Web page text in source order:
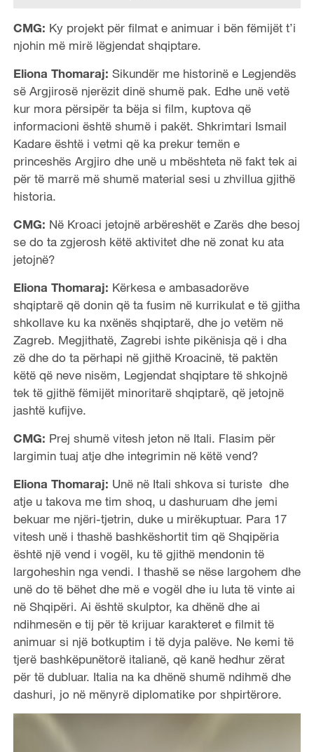
CMG: Ky projekt për filmat e animuar i bën fëmijët t’i
njohin më mirë lëgjendat shqiptare.
Eliona Thomaraj: Sikundër me historinë e Legjendës
së Argjirosë njerëzit dinë shumë pak. Edhe unë vetë
kur mora përsipër ta bëja si film, kuptova që
informacioni është shumë i pakët. Shkrimtari Ismail
Kadare është i vetmi që ka prekur temën e
princeshës Argjiro dhe unë u mbështeta në fakt tek ai
për të marrë më shumë material sesi u zhvillua gjithë
historia.
CMG: Në Kroaci jetojnë arbëreshët e Zarës dhe besoj
se do ta zgjerosh këtë aktivitet dhe në zonat ku ata
jetojnë?
Eliona Thomaraj: Kërkesa e ambasadorëve
shqiptarë që donin që ta fusim në kurrikulat e të gjitha
shkollave ku ka nxënës shqiptarë, dhe jo vetëm në
Zagreb. Megjithatë, Zagrebi ishte pikënisja që i dha
zë dhe do ta përhapi në gjithë Kroacinë, të paktën
këtë që neve nisëm, Legjendat shqiptare të shkojnë
tek të gjithë fëmijët minoritarë shqiptarë, që jetojnë
jashtë kufijve.
CMG: Prej shumë vitesh jeton në Itali. Flasim për
largimin tuaj atje dhe integrimin në këtë vend?
Eliona Thomaraj: Unë në Itali shkova si turiste dhe
atje u takova me tim shoq, u dashuruam dhe jemi
bekuar me njëri-tjetrin, duke u mirëkuptuar. Para 17
vitesh unë i thashë bashkëshortit tim që Shqipëria
është një vend i vogël, ku të gjithë mendonin të
largoheshin nga vendi. I thashë se nëse largohem dhe
unë do të bëhet dhe më e vogël dhe iu luta të vinte ai
në Shqipëri. Ai është skulptor, ka dhënë dhe ai
ndihmesën e tij për të krijuar karakteret e filmit të
animuar si një botkuptim i të dyja palëve. Ne kemi të
tjerë bashkëpunëtorë italianë, që kanë hedhur zërat
për të dubluar. Italia na ka dhënë shumë ndihmë dhe
dashuri, jo në mënyrë diplomatike por shpirtërore.